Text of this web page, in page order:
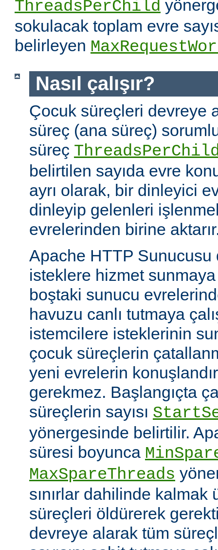
ThreadsPerChild
sokulacak toplam evre
belirleyen
Nasıl çalışır?
Çocuk süreçleri devreye
süreç (ana süreç)
süreç
belirtilen sayıda evre
ayrı olarak, bir dinleyici
dinleyip gelenleri
evrelerinden birine
Apache HTTP Sunucusu
isteklere hizmet
boştaki sunucu
havuzu canlı tutmaya
istemcilere isteklerinin
çocuk süreçlerin
yeni evrelerin
gerekmez. Başlangıçta
süreçlerin sayısı
yönergesinde belirtilir.
süresi boyunca
MaxSpareThreads
sınırlar dahilinde
süreçleri öldürerek
devreye alarak tüm